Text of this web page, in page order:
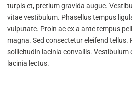
turpis et, pretium gravida augue.
vitae vestibulum. Phasellus tempus
vulputate. Proin ac ex a ante tempus
magna. Sed consectetur eleifend tellus.
sollicitudin lacinia convallis. Vestibulum
lacinia lectus.